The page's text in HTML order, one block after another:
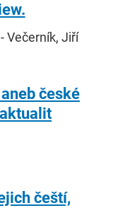
Večerník, Jiří
české
čeští,